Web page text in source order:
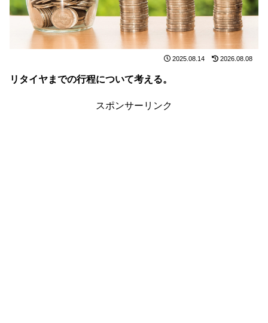
2025.08.14 2026.08.08
リタイヤまでの行程について考える。
スポンサーリンク